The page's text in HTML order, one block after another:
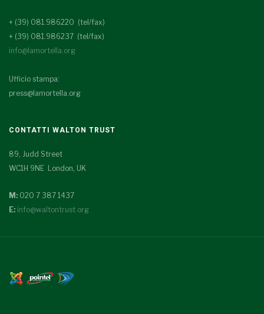
+ (39) 081.986220 (tel/fax)
+ (39) 081.986237 (tel/fax)
info@lamortella.org
Ufficio stampa:
press@lamortella.org
CONTATTI WALTON TRUST
89, Judd Street
WC1H 9NE London, UK
M: 020 7 387 1437
E: info@waltontrust.org